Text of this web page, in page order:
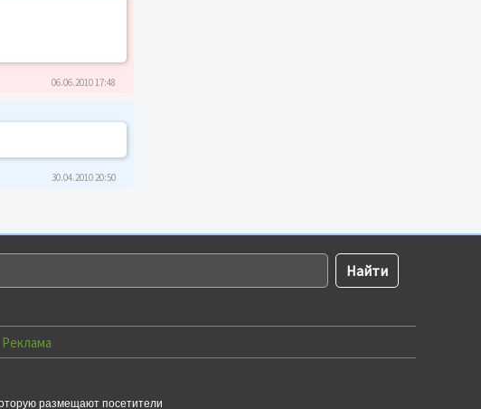
06.06.2010 17:48
30.04.2010 20:50
Реклама
размещают посетители